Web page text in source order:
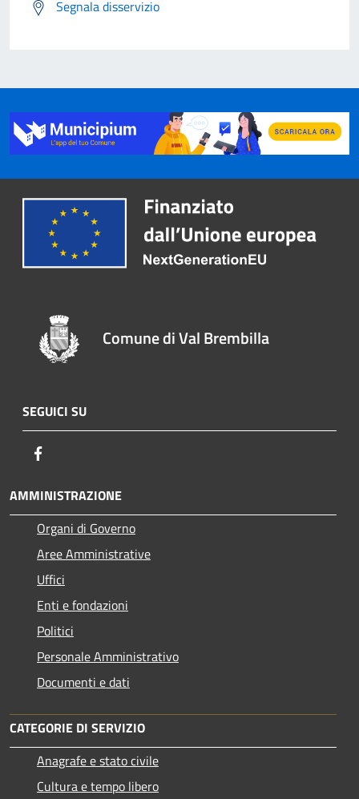
Segnala disservizio
Comune di Val Brembilla
SEGUICI SU
AMMINISTRAZIONE
Organi di Governo
Aree Amministrative
Uffici
Enti e fondazioni
Politici
Personale Amministrativo
Documenti e dati
CATEGORIE DI SERVIZIO
Anagrafe e stato civile
Cultura e tempo libero